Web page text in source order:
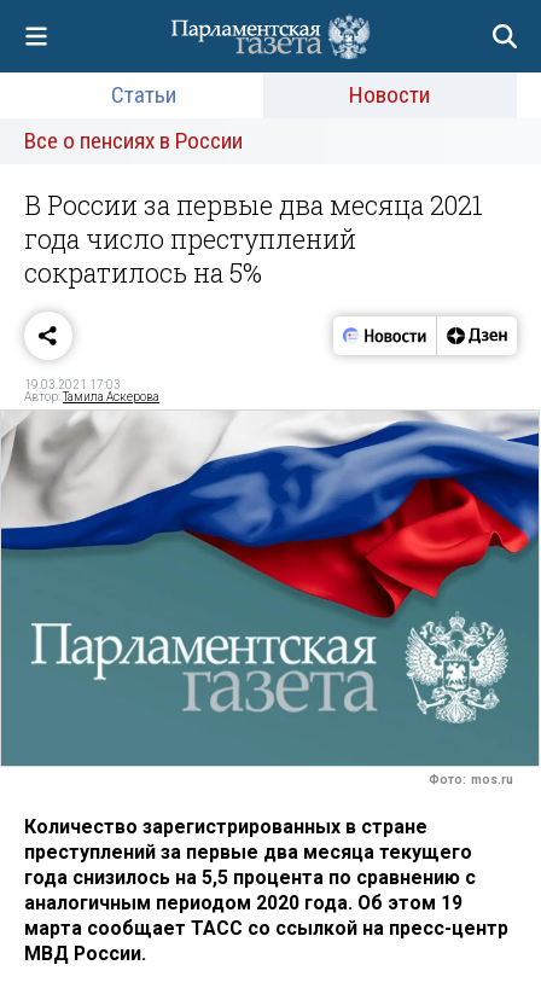
Статьи
Новости
Все о пенсиях в России
В России за первые два месяца 2021
года число преступлений
сократилось на 5%
19.03.2021 17:03
Автор:Тамила Аскерова
Фото: mos.ru
Количество зарегистрированных в стране
преступлений за первые два месяца текущего
года снизилось на 5,5 процента по сравнению с
аналогичным периодом 2020 года. Об этом 19
марта сообщает ТАСС со ссылкой на пресс-центр
МВД России.